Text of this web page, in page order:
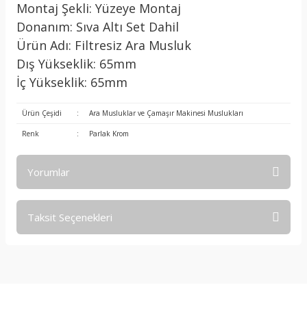
Montaj Şekli: Yüzeye Montaj
Donanım: Sıva Altı Set Dahil
Ürün Adı: Filtresiz Ara Musluk
Dış Yükseklik: 65mm
İç Yükseklik: 65mm
Ürün Çeşidi : Ara Musluklar ve Çamaşır Makinesi Muslukları
Renk : Parlak Krom
Yorumlar
Taksit Seçenekleri